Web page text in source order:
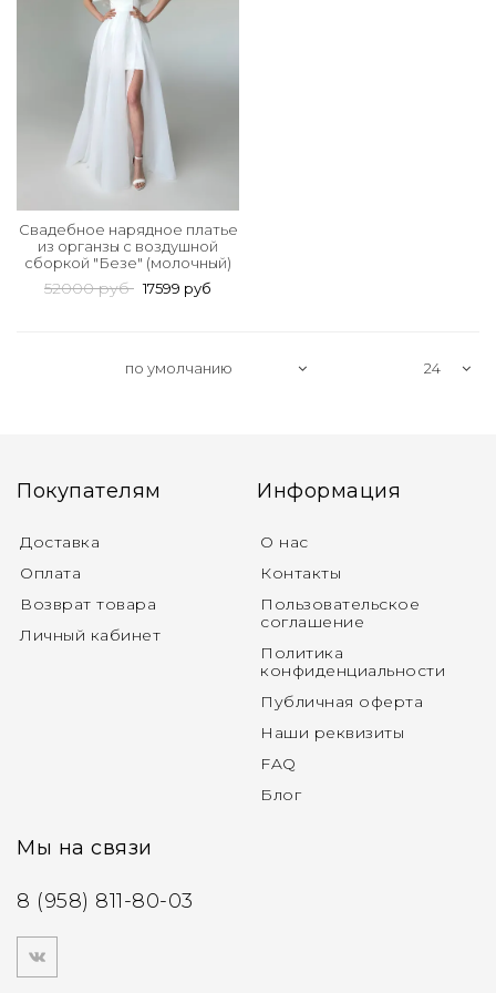
Свадебное нарядное платье
из органзы с воздушной
сборкой "Безе" (молочный)
52000 руб 17599 руб
Покупателям
Доставка
Оплата
Возврат товара
Личный кабинет
Информация
О нас
Контакты
Пользовательское
соглашение
Политика
конфиденциальности
Публичная оферта
Наши реквизиты
FAQ
Блог
Мы на связи
8 (958) 811-80-03